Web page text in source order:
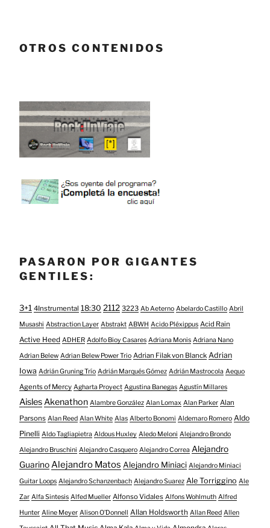
OTROS CONTENIDOS
PASARON POR GIGANTES
GENTILES:
3+1 4Instrumental 18:30 2112 3223 Ab Aeterno Abelardo Castillo Abril
Musashi Abstraction Layer Abstrakt ABWH Acido Pléxippus Acid Rain
Active Heed ADHER Adolfo Bioy Casares Adriana Monis Adriana Nano
Adrian Belew Adrian Belew Power Trio Adrian Filak von Blanck Adrian
Iowa Adrián Gruning Trío Adrián Marqués Gómez Adrián Mastrocola Aequo
Agents of Mercy Agharta Proyect Agustina Banegas Agustín Millares
Aisles Akenathon Alambre González Alan Lomax Alan Parker Alan
Parsons Alan Reed Alan White Alas Alberto Bonomi Aldemaro Romero Aldo
Pinelli Aldo Tagliapietra Aldous Huxley Aledo Meloni Alejandro Brondo
Alejandro Bruschini Alejandro Casquero Alejandro Correa Alejandro
Guarino Alejandro Matos Alejandro Miniaci Alejandro Miniaci
Guitar Loops Alejandro Schanzenbach Alejandro Suarez Ale Torriggino Ale
Zar Alfa Sintesis Alfed Mueller Alfonso Vidales Alfons Wohlmuth Alfred
Hunter Aline Meyer Alison O​’​Donnell Allan Holdsworth Allan Reed Allen